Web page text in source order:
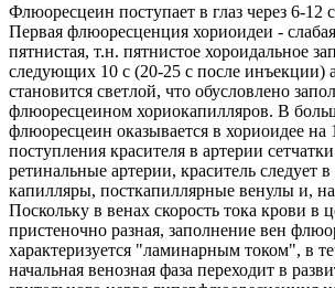
Флюоресцеин поступает в глаз через 6-12
Первая флюоресценция хориоидеи -
пятнистая, т.н. пятнистое хороидальное
следующих 10 с (20-25 с после инъекции)
становится светлой, что обусловлено
флюоресцеином хориокапилляров. В
флюоресцеин оказывается в хориоидее на
поступления красителя в артерии
ретинальные артерии, краситель следует
капилляры, посткапиллярные венулы и,
Поскольку в венах скорость тока крови в
пристеночно разная, заполнение вен
характеризуется "ламинарным током", в
начальная венозная фаза переходит в